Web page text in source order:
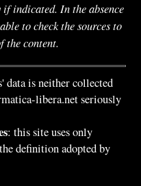
indicated. In the absence
to check the sources to
the content.
data is neither collected
libera.net seriously
: this site uses only
definition adopted by